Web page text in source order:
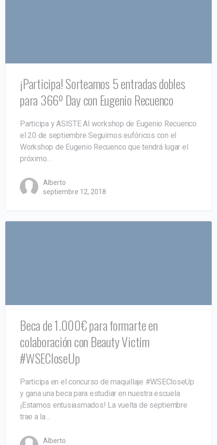
¡Participa! Sorteamos 5 entradas dobles
para 366º Day con Eugenio Recuenco
Participa y ASISTE Al workshop de Eugenio Recuenco
el 20 de septiembre Seguimos eufóricos con el
Workshop de Eugenio Recuenco que tendrá lugar el
próximo…
Alberto
septiembre 12, 2018
Beca de 1.000€ para formarte en
colaboración con Beauty Victim
#WSECloseUp
Participa en el concurso de maquillaje #WSECloseUp
y gana una beca para estudiar en nuestra escuela
¡Estamos entusiasmados! La vuelta de septiembre
trae a la…
Alberto